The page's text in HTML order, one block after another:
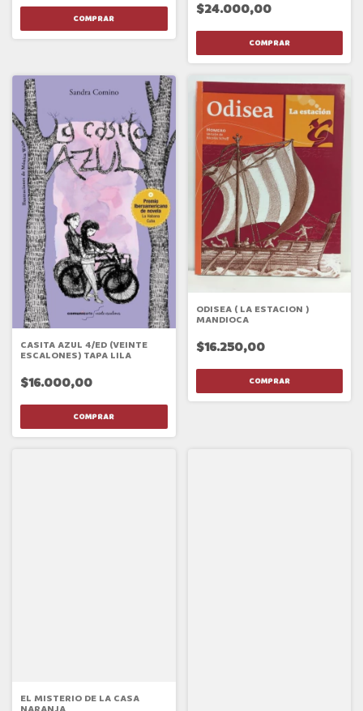
$24.000,00
CASITA AZUL 4/ED (VEINTE
ESCALONES) TAPA LILA
$16.000,00
ODISEA ( LA ESTACION )
MANDIOCA
$16.250,00
EL MISTERIO DE LA CASA